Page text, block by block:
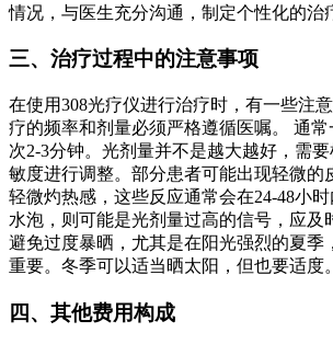
情况，与医生充分沟通，制定个性化的治
三、治疗过程中的注意事项
在使用308光疗仪进行治疗时，有一些注
疗的频率和剂量必须严格遵循医嘱。 通
次2-3分钟。光剂量并不是越大越好，需
敏度进行调整。部分患者可能出现轻微的
轻微灼热感，这些反应通常会在24-48小
水泡，则可能是光剂量过高的信号，应及
避免过度暴晒，尤其是在阳光强烈的夏季
重要。冬季可以适当晒太阳，但也要适度。
四、其他费用构成